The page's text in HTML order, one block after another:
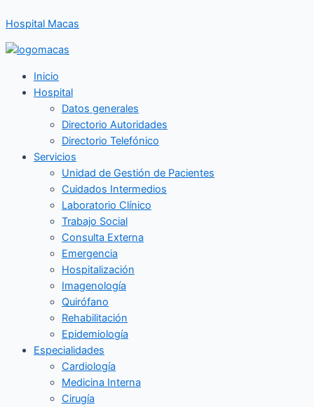
al
contenido
Hospital Macas
Inicio
Hospital
Datos generales
Directorio Autoridades
Directorio Telefónico
Servicios
Unidad de Gestión de Pacientes
Cuidados Intermedios
Laboratorio Clínico
Trabajo Social
Consulta Externa
Emergencia
Hospitalización
Imagenología
Quirófano
Rehabilitación
Epidemiología
Especialidades
Cardiología
Medicina Interna
Cirugía